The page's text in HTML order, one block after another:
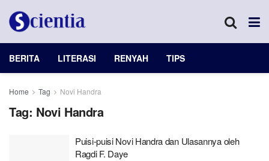
BERITA LITERASI RENYAH TIPS
Home Tag Novi Handra
Tag: Novi Handra
Puisi-puisi Novi Handra dan Ulasannya oleh
Ragdi F. Daye